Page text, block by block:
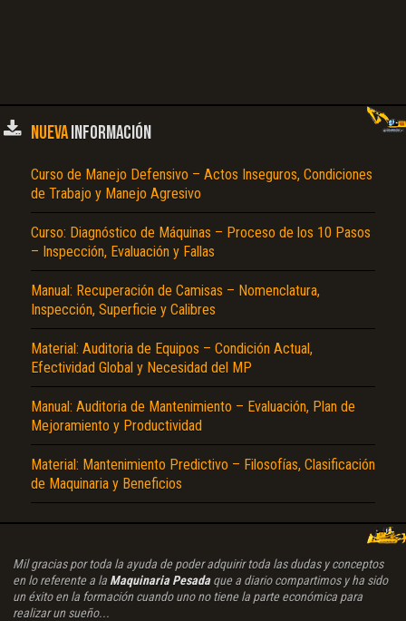
NUEVAINFORMACIÓN
Curso de Manejo Defensivo – Actos Inseguros, Condiciones
de Trabajo y Manejo Agresivo
Curso: Diagnóstico de Máquinas – Proceso de los 10 Pasos
– Inspección, Evaluación y Fallas
Manual: Recuperación de Camisas – Nomenclatura,
Inspección, Superficie y Calibres
Material: Auditoria de Equipos – Condición Actual,
Efectividad Global y Necesidad del MP
Manual: Auditoria de Mantenimiento – Evaluación, Plan de
Mejoramiento y Productividad
Material: Mantenimiento Predictivo – Filosofías, Clasificación
de Maquinaria y Beneficios
Mil gracias por toda la ayuda de poder adquirir toda las dudas y conceptos
en lo referente a la Maquinaria Pesadaque a diario compartimos y ha sido
un éxito en la formación cuando uno no tiene la parte económica para
realizar un sueño...